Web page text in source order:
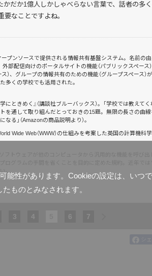
性があります。Cookieの設定は、いつ
たものとみなされます。
かだか1億人しかしゃべらない言葉で、話者の多
なことですよね。
プンソースで提供される情報共有基盤システム。名前の由
外部配信向けのポータルサイトの機能（パブリックスペース
）、グループの情報共有のための機能（グループスペース）
多くの学校でも活用された。
にときめく』（講談社ブルーバックス）。「学校では教えて
を通して取り組んだとっておきの15題。無限の長さの曲
る」（Amazonの商品説明より）。
Wide Web（WWW）の仕組みを考案した英国の計算機科
ログラムの手間を省くことを目的に定めた規約。近年では
。
3 4 6 7